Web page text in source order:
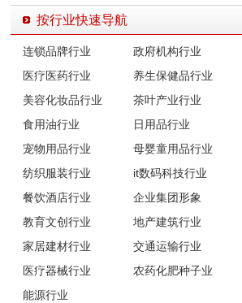
按行业快速导航
连锁品牌行业 政府机构行业
医疗医药行业
养生保健品行业
美容化妆品行业
茶叶产业行业
食用油行业
日用品行业
宠物用品行业
母婴童用品行业
纺织服装行业
it数码科技行业
餐饮酒店行业
企业集团形象
教育文创行业
地产建筑行业
家居建材行业
交通运输行业
医疗器械行业
农药化肥种子业
能源行业